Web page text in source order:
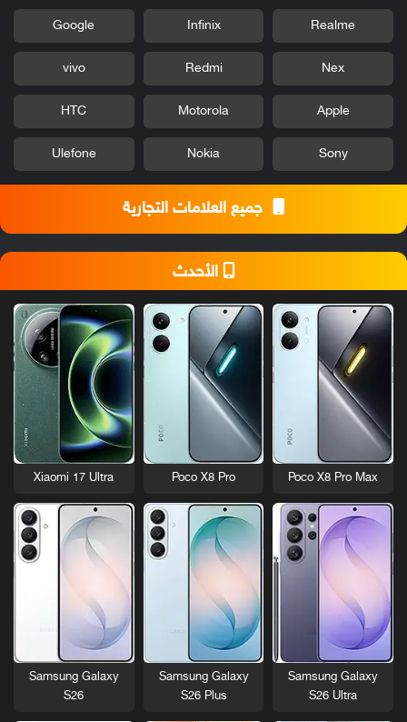
Realme
Infinix
Google
Nex
Redmi
vivo
Apple
Motorola
HTC
Sony
Nokia
Ulefone
جميع العلامات التجارية
الأحدث
Poco X8 Pro Max
Poco X8 Pro
Xiaomi 17 Ultra
Samsung Galaxy
S26 Ultra
Samsung Galaxy
S26 Plus
Samsung Galaxy
S26